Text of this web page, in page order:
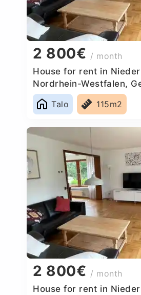
2 800€ / month
House for rent in
Nordrhein-Westfalen,
Talo
115m2
2 800€ / month
House for rent in